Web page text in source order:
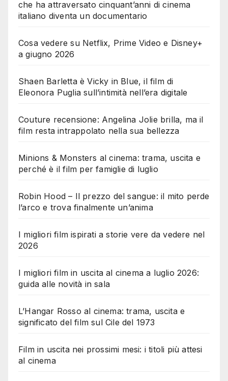
che ha attraversato cinquant’anni di cinema
italiano diventa un documentario
Cosa vedere su Netflix, Prime Video e Disney+
a giugno 2026
Shaen Barletta è Vicky in Blue, il film di
Eleonora Puglia sull’intimità nell’era digitale
Couture recensione: Angelina Jolie brilla, ma il
film resta intrappolato nella sua bellezza
Minions & Monsters al cinema: trama, uscita e
perché è il film per famiglie di luglio
Robin Hood – Il prezzo del sangue: il mito perde
l’arco e trova finalmente un’anima
I migliori film ispirati a storie vere da vedere nel
2026
I migliori film in uscita al cinema a luglio 2026:
guida alle novità in sala
L’Hangar Rosso al cinema: trama, uscita e
significato del film sul Cile del 1973
Film in uscita nei prossimi mesi: i titoli più attesi
al cinema